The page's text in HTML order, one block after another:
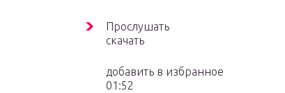
Прослушать
скачать
добавить в избранное
01:52